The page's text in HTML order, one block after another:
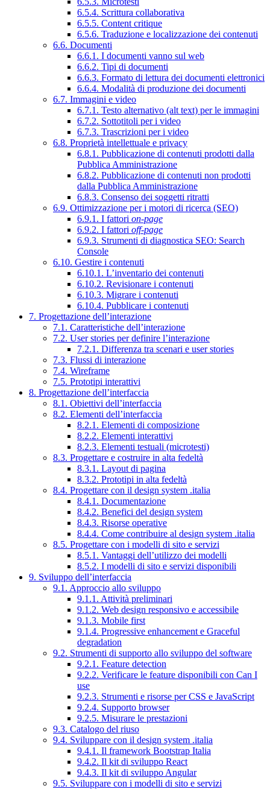
6.5.4. Scrittura collaborativa
6.5.5. Content critique
6.5.6. Traduzione e localizzazione dei contenuti
6.6. Documenti
6.6.1. I documenti vanno sul web
6.6.2. Tipi di documenti
6.6.3. Formato di lettura dei documenti elettronici
6.6.4. Modalità di produzione dei documenti
6.7. Immagini e video
6.7.1. Testo alternativo (alt text) per le immagini
6.7.2. Sottotitoli per i video
6.7.3. Trascrizioni per i video
6.8. Proprietà intellettuale e privacy
6.8.1. Pubblicazione di contenuti prodotti dalla
Pubblica Amministrazione
6.8.2. Pubblicazione di contenuti non prodotti
dalla Pubblica Amministrazione
6.8.3. Consenso dei soggetti ritratti
6.9. Ottimizzazione per i motori di ricerca (SEO)
6.9.1. I fattori on-page
6.9.2. I fattori off-page
6.9.3. Strumenti di diagnostica SEO: Search
Console
6.10. Gestire i contenuti
6.10.1. L’inventario dei contenuti
6.10.2. Revisionare i contenuti
6.10.3. Migrare i contenuti
6.10.4. Pubblicare i contenuti
7. Progettazione dell’interazione
7.1. Caratteristiche dell’interazione
7.2. User stories per definire l’interazione
7.2.1. Differenza tra scenari e user stories
7.3. Flussi di interazione
7.4. Wireframe
7.5. Prototipi interattivi
8. Progettazione dell’interfaccia
8.1. Obiettivi dell’interfaccia
8.2. Elementi dell’interfaccia
8.2.1. Elementi di composizione
8.2.2. Elementi interattivi
8.2.3. Elementi testuali (microtesti)
8.3. Progettare e costruire in alta fedeltà
8.3.1. Layout di pagina
8.3.2. Prototipi in alta fedeltà
8.4. Progettare con il design system .italia
8.4.1. Documentazione
8.4.2. Benefici del design system
8.4.3. Risorse operative
8.4.4. Come contribuire al design system .italia
8.5. Progettare con i modelli di sito e servizi
8.5.1. Vantaggi dell’utilizzo dei modelli
8.5.2. I modelli di sito e servizi disponibili
9. Sviluppo dell’interfaccia
9.1. Approccio allo sviluppo
9.1.1. Attività preliminari
9.1.2. Web design responsivo e accessibile
9.1.3. Mobile first
9.1.4. Progressive enhancement e Graceful
degradation
9.2. Strumenti di supporto allo sviluppo del software
9.2.1. Feature detection
9.2.2. Verificare le feature disponibili con Can I
use
9.2.3. Strumenti e risorse per CSS e JavaScript
9.2.4. Supporto browser
9.2.5. Misurare le prestazioni
9.3. Catalogo del riuso
9.4. Sviluppare con il design system .italia
9.4.1. Il framework Bootstrap Italia
9.4.2. Il kit di sviluppo React
9.4.3. Il kit di sviluppo Angular
9.5. Sviluppare con i modelli di sito e servizi